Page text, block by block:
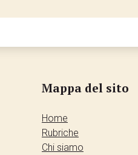
Mappa del sito
Home
Rubriche
Chi siamo